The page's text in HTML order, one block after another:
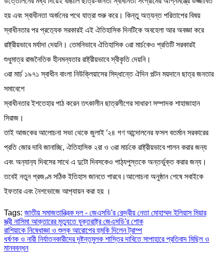
হয় এবং স্বাধীনতা অর্জনের পথে যাত্রা শুরু করে। কিন্তু অত্যন্ত পরিতাপের বিষয়
স্বাধীনতার পর প্রত‍্যেক সরকারই এই ঐতিহাসিক দিনটিকে অবহেলা আর অবজ্ঞা করে
রাষ্ট্রীয়ভাবে মর্যাদা দেয়নি। তেমনিভাবে ঐতিহাসিক ৩রা মার্চকেও প্রতিটি সরকারই
শুধুমাত্র রাজনৈতিক হীনমন্যতার রাষ্ট্রীয়ভাবে স্বীকৃতি দেয়নি।
৩রা মার্চ ১৯৭১ স্বাধীন বাংলা নিউক্লিয়াসের সিদ্ধান্তে ঐদিন পল্টন ময়দানে ছাত্র জনতার
সমাবেশে
স্বাধীনতার ইশতেহার পাঠ করেন তৎকালীন ছাত্রলীগের সাধারণ সম্পাদক শাহাজাহান
সিরাজ।
তাই আজকের আলোচনা সভা থেকে জুলাই ‘২৪ গণ আন্দোলনের ফসল বতর্মান সরকারের
প্রতি জোর দাবি জানাচ্ছি, ঐতিহাসিক ২রা ও ৩রা মার্চকে রাষ্ট্রীয়ভাবে পালন করার জন্য
এবং অন‍্যান‍্য দিবসের সাথে এ দুটো দিবসকেও পাঠ‍্যপুস্তকে অন্তর্ভুক্ত করার জন্য।
তবেই নতুন প্রজণ্ম সঠিক ইতিহাস জানতে পারবে।আলোচনা অনুষ্ঠান শেষে সবাইকে
ইফতার এবং নৈশভোজে আপ‍্যায়ন করা হয় ।
Tags: জাতীয় সমাজতান্ত্রিক দল - জেএসডি'র কেন্দ্রীয় নেতা মোহাম্মদ ইলিয়াস মিয়ার
স্ত্রী নাসিমা আক্তারের মৃত্যুতে যুক্তরাষ্ট্র জেএসডি'র শোক
Post
navigation
রাশিয়াকে নিষেধাজ্ঞা ও শুল্ক আরোপের হুমকি দিলেন ট্রাম্প
ধর্ষণক ও নারী নির্যাতনকারীদের দৃষ্টন্তমুলক শাস্তির দাবিতে সাপাহারে প্রতিবাদ মিছিল ও
মানববন্ধন